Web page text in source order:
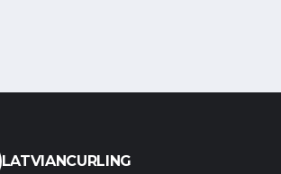
LATVIANCURLING